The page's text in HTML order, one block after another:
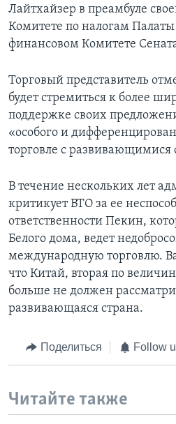
Лайтхайзер в преамбуле
Комитете по налогам Палаты
финансовом Комитете
Торговый представитель
будет стремиться к более
поддержке своих
«особого и
торговле с развивающимися
В течение нескольких лет
критикует ВТО за ее
ответственности Пекин,
Белого дома, ведет
международную торговлю.
что Китай, вторая по
больше не должен
развивающаяся страна.
Поделиться Follow
Читайте также